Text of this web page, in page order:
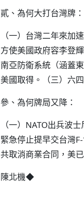
貳、為何大打台灣牌：
（一）台灣二年來加
方使美國政府容李登
南亞防衛系統（涵蓋
美國取得。（三）六
參、為何牌局又降：
（一）NATO出兵波
緊急停止提早交台灣
共取消商業合同，美
陳北機◆